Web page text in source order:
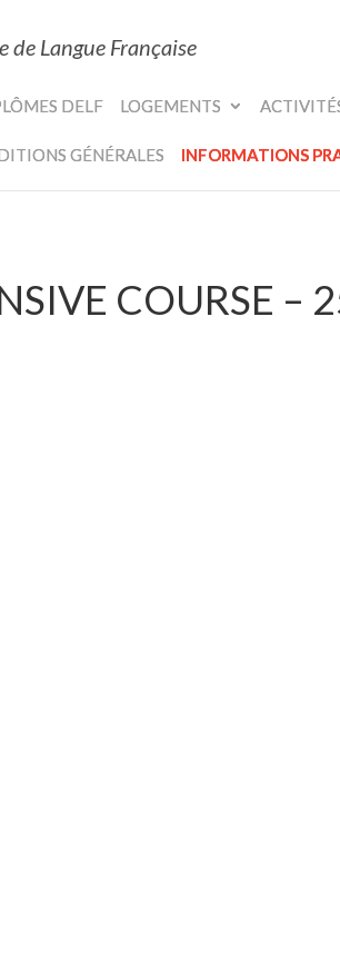
de Langue Française
DELF LOGEMENTS
GÉNÉRALES INFORMATIONS
COURSE –